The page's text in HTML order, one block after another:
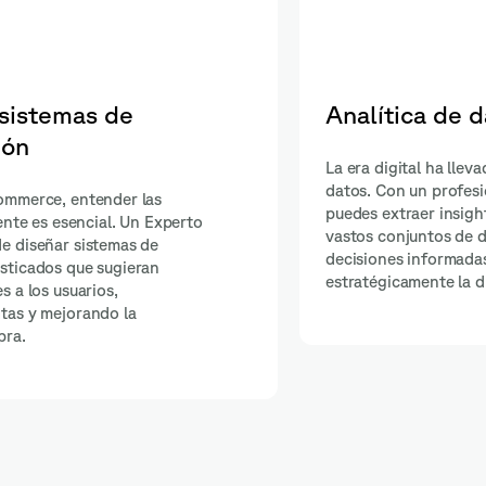
datos avanzada
profesional en TensorFlow,
insights valiosos de estos
de datos. Esto permite
que pueden transformar
la dirección de tu empresa.
Visión
Ya sea para
interfaces de
expertos
avanzados de
abriendo un